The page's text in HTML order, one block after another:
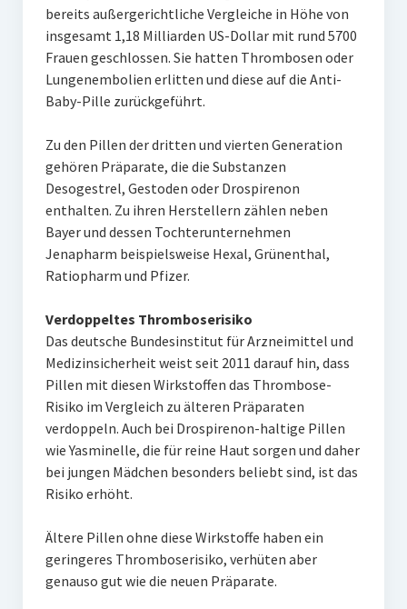
bereits außergerichtliche Vergleiche in Höhe von
insgesamt 1,18 Milliarden US-Dollar mit rund 5700
Frauen geschlossen. Sie hatten Thrombosen oder
Lungenembolien erlitten und diese auf die Anti-
Baby-Pille zurückgeführt.
Zu den Pillen der dritten und vierten Generation
gehören Präparate, die die Substanzen
Desogestrel, Gestoden oder Drospirenon
enthalten. Zu ihren Herstellern zählen neben
Bayer und dessen Tochterunternehmen
Jenapharm beispielsweise Hexal, Grünenthal,
Ratiopharm und Pfizer.
Verdoppeltes Thromboserisiko
Das deutsche Bundesinstitut für Arzneimittel und
Medizinsicherheit weist seit 2011 darauf hin, dass
Pillen mit diesen Wirkstoffen das Thrombose-
Risiko im Vergleich zu älteren Präparaten
verdoppeln. Auch bei Drospirenon-haltige Pillen
wie Yasminelle, die für reine Haut sorgen und daher
bei jungen Mädchen besonders beliebt sind, ist das
Risiko erhöht.
Ältere Pillen ohne diese Wirkstoffe haben ein
geringeres Thromboserisiko, verhüten aber
genauso gut wie die neuen Präparate.